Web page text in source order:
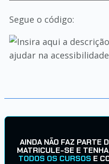
Segue o código:
AINDA NÃO FAZ PARTE
MATRICULE-SE E
TODOS OS CURSOS E